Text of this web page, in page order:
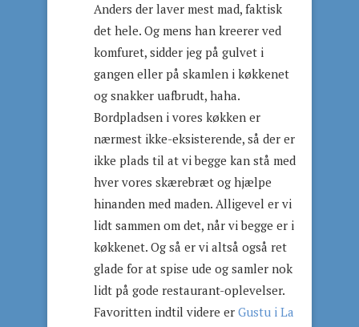
Anders der laver mest mad, faktisk
det hele. Og mens han kreerer ved
komfuret, sidder jeg på gulvet i
gangen eller på skamlen i køkkenet
og snakker uafbrudt, haha.
Bordpladsen i vores køkken er
nærmest ikke-eksisterende, så der er
ikke plads til at vi begge kan stå med
hver vores skærebræt og hjælpe
hinanden med maden. Alligevel er vi
lidt sammen om det, når vi begge er i
køkkenet. Og så er vi altså også ret
glade for at spise ude og samler nok
lidt på gode restaurant-oplevelser.
Favoritten indtil videre er Gustu i La